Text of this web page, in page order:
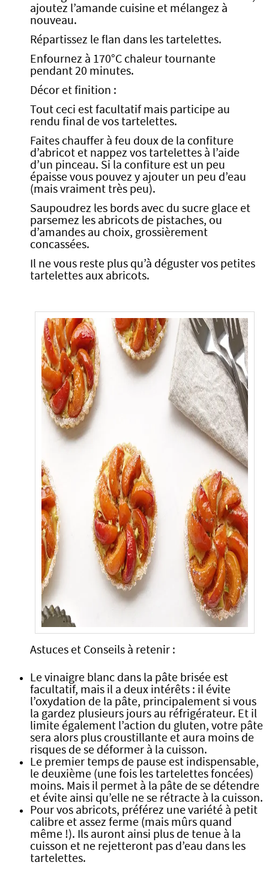
ajoutez l’amande cuisine et mélangez à
nouveau.
Répartissez le flan dans les tartelettes.
Enfournez à 170°C chaleur tournante
pendant 20 minutes.
Décor et finition :
Tout ceci est facultatif mais participe au
rendu final de vos tartelettes.
Faites chauffer à feu doux de la confiture
d’abricot et nappez vos tartelettes à l’aide
d’un pinceau. Si la confiture est un peu
épaisse vous pouvez y ajouter un peu d’eau
(mais vraiment très peu).
Saupoudrez les bords avec du sucre glace et
parsemez les abricots de pistaches, ou
d’amandes au choix, grossièrement
concassées.
Il ne vous reste plus qu’à déguster vos petites
tartelettes aux abricots.
Astuces et Conseils à retenir :
Le vinaigre blanc dans la pâte brisée est
facultatif, mais il a deux intérêts : il évite
l’oxydation de la pâte, principalement si vous
la gardez plusieurs jours au réfrigérateur. Et il
limite également l’action du gluten, votre pâte
sera alors plus croustillante et aura moins de
risques de se déformer à la cuisson.
Le premier temps de pause est indispensable,
le deuxième (une fois les tartelettes foncées)
moins. Mais il permet à la pâte de se détendre
et évite ainsi qu’elle ne se rétracte à la cuisson.
Pour vos abricots, préférez une variété à petit
calibre et assez ferme (mais mûrs quand
même !). Ils auront ainsi plus de tenue à la
cuisson et ne rejetteront pas d’eau dans les
tartelettes.